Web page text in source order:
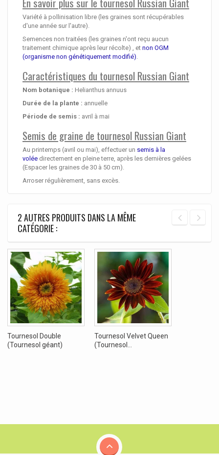
Variété à pollinisation libre (les graines sont récupérables
d'une année sur l'autre).
Semences non traitées (les graines n'ont reçu aucun
traitement chimique après leur récolte) , et non OGM
(organisme non génétiquement modifié)
Caractéristiques du tournesol Russian Giant
Nom botanique : Helianthus annuus
Durée de la plante : annuelle
Période de semis : avril à mai
Semis de graine de tournesol Russian Giant
Au printemps (avril ou mai), effectuer un semis à la
volée directement en pleine terre, après les dernières gelées
(Espacer les graines de 30 à 50 cm).
Arroser régulièrement, sans excès.
2 AUTRES PRODUITS DANS LA MÊME
CATÉGORIE :
Tournesol Double
(Tournesol géant)
Tournesol Velvet Queen
(Tournesol...